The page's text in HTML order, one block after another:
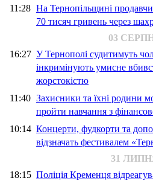
11:28 На Тернопільщині
70 тисяч гривень через
03
16:27 У Тернополі судитимуть
інкримінують умисне
жорстокістю
11:40 Захисники та їхні родини
пройти навчання з
10:14 Концерти, фудкорти та
відзначать фестивалем
31
18:15 Поліція Кременця